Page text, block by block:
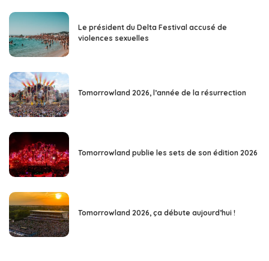
Le président du Delta Festival accusé de
violences sexuelles
Tomorrowland 2026, l’année de la résurrection
Tomorrowland publie les sets de son édition 2026
Tomorrowland 2026, ça débute aujourd’hui !